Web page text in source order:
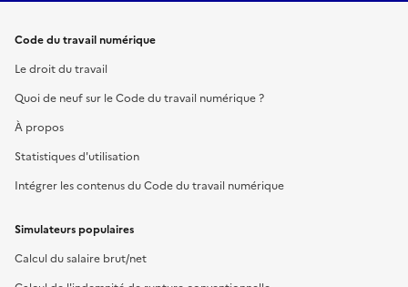
Code du travail numérique
Le droit du travail
Quoi de neuf sur le Code du travail numérique ?
À propos
Statistiques d'utilisation
Intégrer les contenus du Code du travail numérique
Simulateurs populaires
Calcul du salaire brut/net